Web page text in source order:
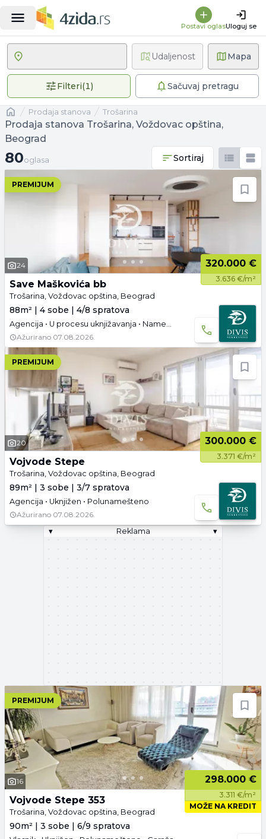
Postavi oglasUloguj se
Mapa
Filteri(1)1 primenjen filterSačuvaj pretragu
Udaljenost
Naslovnaprodaja stanova Trošarina
Prodaja stanova Trošarina, Voždovac opština,
Beograd
80 oglasa
80oglasa Sortiraj
PREMIJUM
24 320.000 €
3.636 €/m²
Save Maškovića bb
Trošarina, Voždovac opština, Beograd
88m² | 4 sobe | 4/8 spratova
Agencija • U procesu uknjižavanja • Namešteno • Parking
Ažurirano 07.08.2026.
PREMIJUM
20 300.000 €
3.371 €/m²
Vojvode Stepe
Trošarina, Voždovac opština, Beograd
89m² | 3 sobe | 3/7 spratova
Agencija • Uknjižen • Polunamešteno
Ažurirano 07.08.2026.
▾
Reklama ▾
PREMIJUM
16 298.000 €
3.311 €/m²
MOŽE NA KREDIT
Vojvode Stepe 353
Trošarina, Voždovac opština, Beograd
90m² | 3 sobe | 6/9 spratova